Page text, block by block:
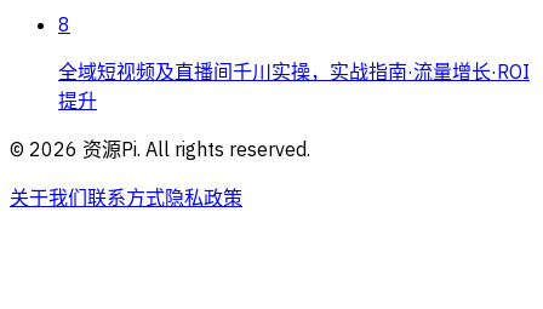
8
全域短视频及直播间千川实操，实战指南·流量增长·ROI
提升
© 2026 资源Pi. All rights reserved.
关于我们联系方式隐私政策